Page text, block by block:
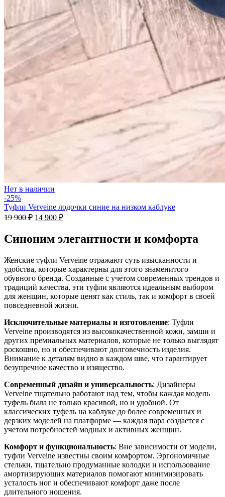
Нет в наличии
-25%
Туфли Verveine лодочки синие на низком каблуке
19 900₽ 14 900 ₽
Синоним элегантности и комфорта
Женские туфли Verveine отражают суть изысканности и
удобства, которые характерны для этого знаменитого
обувного бренда. Созданные с учетом современных трендов и
традиций качества, эти туфли являются идеальным выбором
для женщин, которые ценят как стиль, так и комфорт в своей
повседневной жизни.
Исключительные материалы и изготовление: Туфли
Verveine производятся из высококачественной кожи, замши и
других премиальных материалов, которые не только выглядят
роскошно, но и обеспечивают долговечность изделия.
Внимание к деталям видно в каждом шве, что гарантирует
безупречное качество и изящество.
Современный дизайн и универсальность: Дизайнеры
Verveine тщательно работают над тем, чтобы каждая модель
туфель была не только красивой, но и удобной. От
классических туфель на каблуке до более современных и
дерзких моделей на платформе — каждая пара создается с
учетом потребностей модных и активных женщин.
Комфорт и функциональность: Вне зависимости от модели,
туфли Verveine известны своим комфортом. Эргономичные
стельки, тщательно продуманные колодки и использование
амортизирующих материалов помогают минимизировать
усталость ног и обеспечивают комфорт даже после
длительного ношения.